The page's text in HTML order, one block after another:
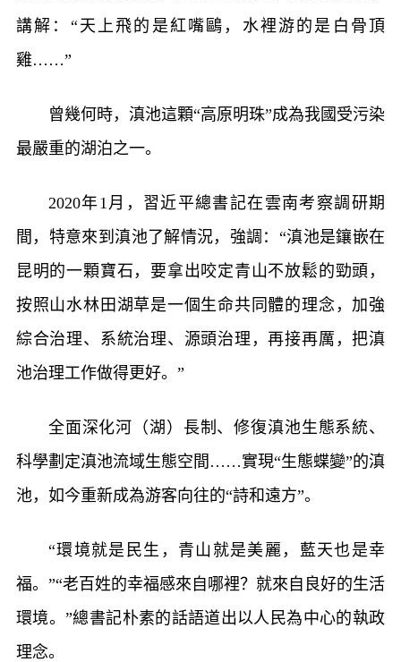
講解：“天上飛的是紅嘴鷗，水裡游的是白骨頂
雞……”
曾幾何時，滇池這顆“高原明珠”成為我國受污染
最嚴重的湖泊之一。
2020年1月，習近平總書記在雲南考察調研期
間，特意來到滇池了解情況，強調：“滇池是鑲嵌在
昆明的一顆寶石，要拿出咬定青山不放鬆的勁頭，
按照山水林田湖草是一個生命共同體的理念，加強
綜合治理、系統治理、源頭治理，再接再厲，把滇
池治理工作做得更好。”
全面深化河（湖）長制、修復滇池生態系統、
科學劃定滇池流域生態空間……實現“生態蝶變”的滇
池，如今重新成為游客向往的“詩和遠方”。
“環境就是民生，青山就是美麗，藍天也是幸
福。”“老百姓的幸福感來自哪裡？就來自良好的生活
環境。”總書記朴素的話語道出以人民為中心的執政
理念。